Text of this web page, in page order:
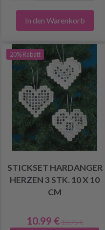
In den Warenkorb
20% Rabatt
STICKSET HARDANGER
HERZEN 3 STK. 10 X 10
CM
10.99 € 13.75 €